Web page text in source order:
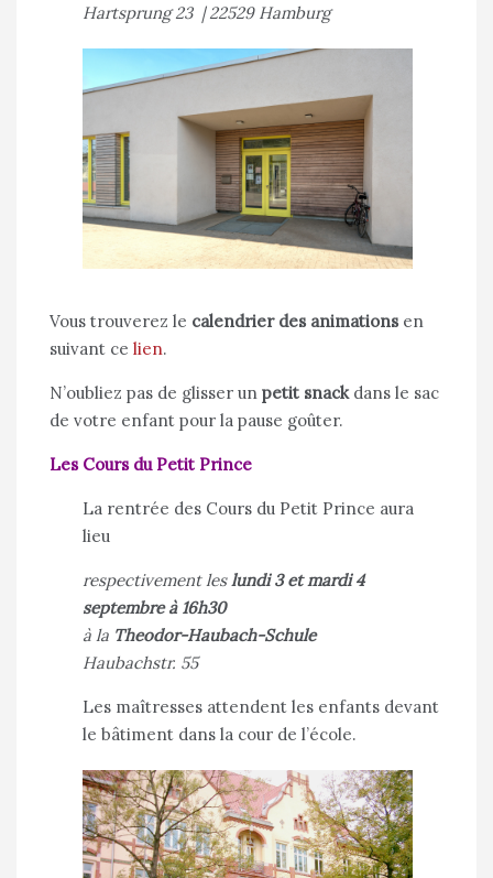
Hartsprung 23 | 22529 Hamburg
Vous trouverez le calendrier des animations en
suivant ce lien.
N’oubliez pas de glisser un petit snack dans le sac
de votre enfant pour la pause goûter.
Les Cours du Petit Prince
La rentrée des Cours du Petit Prince aura
lieu
respectivement leslundi 3 et mardi 4
septembre à 16h30
à la Theodor-Haubach-Schule
Haubachstr. 55
Les maîtresses attendent les enfants devant
le bâtiment dans la cour de l’école.